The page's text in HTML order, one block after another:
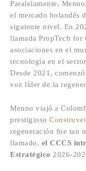
Paralelamente,
el mercado holandés
siguiente nivel. En
llamada PropTech for
asociaciones en el
tecnología en el
Desde 2021,
voz líder de la
Menno viajó a
prestigioso
regeneración fue tan
llamado, el CCCS
Estratégico 2026-